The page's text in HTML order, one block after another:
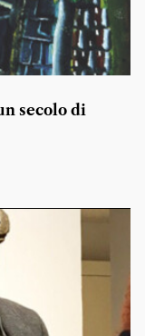
secolo di